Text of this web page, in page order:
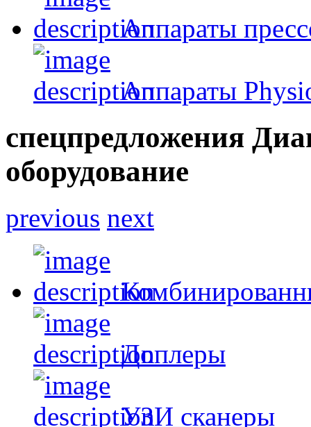
Аппараты
Аппараты
спецпредложения
оборудование
previous next
Доплеры
УЗИ сканеры